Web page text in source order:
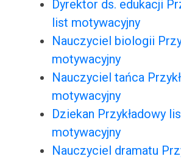
Dyrektor ds. edukacji
list motywacyjny
Nauczyciel biologii
motywacyjny
Nauczyciel tańca
motywacyjny
Dziekan Przykładowy
motywacyjny
Nauczyciel dramatu